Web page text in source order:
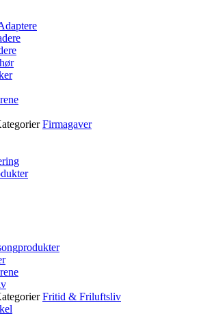
Firmagaver
Fritid & Friluftsliv